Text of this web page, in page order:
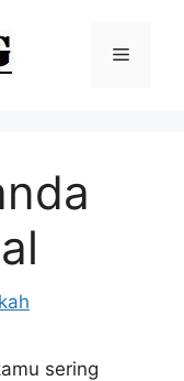
Menu
sering